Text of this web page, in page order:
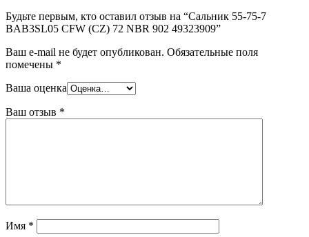
Будьте первым, кто оставил отзыв на “Сальник 55-75-7
BAB3SL05 CFW (CZ) 72 NBR 902 49323909”
Ваш e-mail не будет опубликован. Обязательные поля
помечены *
Ваша оценка
Ваш отзыв *
Имя *